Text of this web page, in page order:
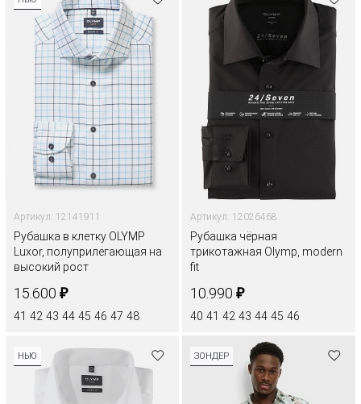
Артикул: 12141911
Рубашка в клетку OLYMP
Luxor, полуприлегающая на
высокий роcт
15.600 ₽
41 42 43 44 45 46 47 48
Артикул: 12026468
Рубашка чёрная
трикотажная Olymp, modern
fit
10.990 ₽
40 41 42 43 44 45 46
НЬЮ ЗОНДЕР